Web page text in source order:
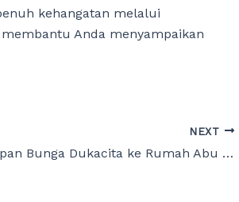
kehangatan melalui
Anda menyampaikan
NEXT
Papan Bunga Dukacita ke Rumah Abu Nana Rohana Bandung